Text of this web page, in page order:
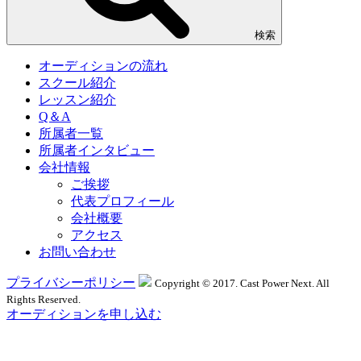
検索
オーディションの流れ
スクール紹介
レッスン紹介
Q＆A
所属者一覧
所属者インタビュー
会社情報
ご挨拶
代表プロフィール
会社概要
アクセス
お問い合わせ
プライバシーポリシー
Copyright © 2017. Cast Power Next. All
Rights Reserved.
オーディションを申し込む